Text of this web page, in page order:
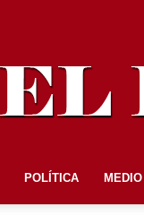
POLÍTICA